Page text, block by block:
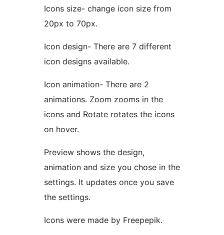
Icons size- change icon size from
20px to 70px.
Icon design- There are 7 different
icon designs available.
Icon animation- There are 2
animations. Zoom zooms in the
icons and Rotate rotates the icons
on hover.
Preview shows the design,
animation and size you chose in the
settings. It updates once you save
the settings.
Icons were made by Freepepik.